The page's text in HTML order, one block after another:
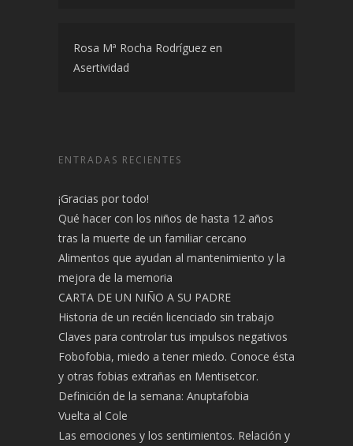
Rosa Mª Rocha Rodríguez en
Asertividad
ENTRADAS RECIENTES
¡Gracias por todo!
Qué hacer con los niños de hasta 12 años
tras la muerte de un familiar cercano
Alimentos que ayudan al mantenimiento y la
mejora de la memoria
CARTA DE UN NIÑO A SU PADRE
Historia de un recién licenciado sin trabajo
Claves para controlar tus impulsos negativos
Fobofobia, miedo a tener miedo. Conoce ésta
y otras fobias extrañas en Mentisetcor.
Definición de la semana: Anuptafobia
Vuelta al Cole
Las emociones y los sentimientos. Relación y